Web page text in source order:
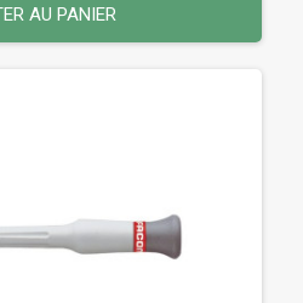
AU PANIER